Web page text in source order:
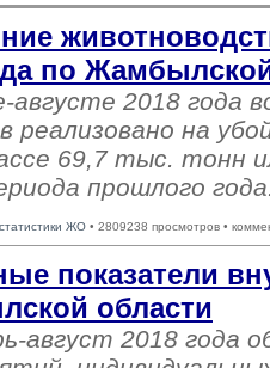
по
августе 2018 года
реализовано на
69,7 тыс. тонн
прошлого
ЖО • 2809238 просмотров •
показатели
области
август 2018 года